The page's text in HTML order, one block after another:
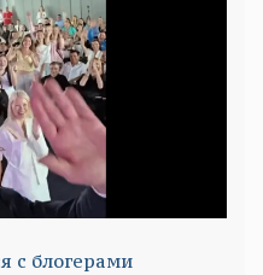
с блогерами